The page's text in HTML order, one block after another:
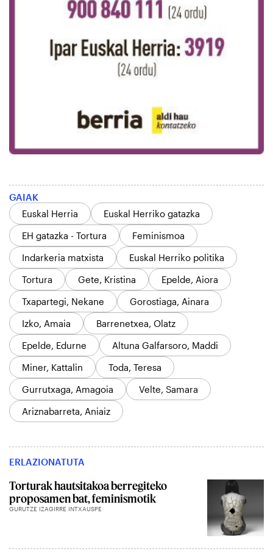
GAIAK
Euskal Herria
Euskal Herriko gatazka
EH gatazka - Tortura
Feminismoa
Indarkeria matxista
Euskal Herriko politika
Tortura
Gete, Kristina
Epelde, Aiora
Txapartegi, Nekane
Gorostiaga, Ainara
Izko, Amaia
Barrenetxea, Olatz
Epelde, Edurne
Altuna Galfarsoro, Maddi
Miner, Kattalin
Toda, Teresa
Gurrutxaga, Amagoia
Velte, Samara
Ariznabarreta, Aniaiz
ERLAZIONATUTA
Torturak hautsitakoa berregiteko
proposamen bat, feminismotik
GURUTZE IZAGIRRE INTXAUSPE